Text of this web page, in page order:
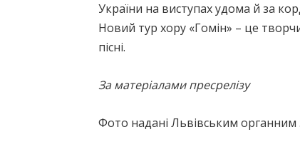
України на виступах удома й за
Новий тур хору «Гомін» – це
пісні.
За матеріалами пресрелізу
Фото надані Львівським органним